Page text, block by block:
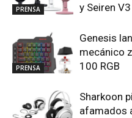
PRENSA
y Seiren
PRENSA
Genesis
mecánico
100 RGB
Sharkoon
afamados